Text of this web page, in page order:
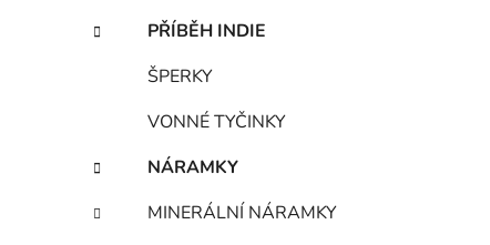
PŘÍBĚH INDIE
ŠPERKY
VONNÉ TYČINKY
NÁRAMKY
MINERÁLNÍ NÁRAMKY